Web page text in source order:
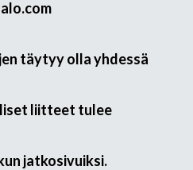
täytyy olla yhdessä
liitteet tulee
jatkosivuiksi.